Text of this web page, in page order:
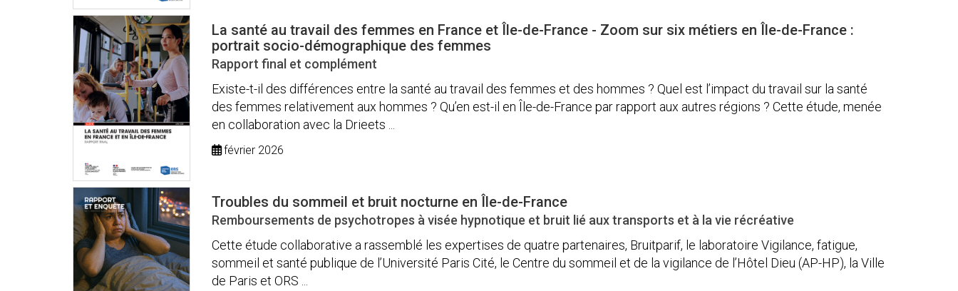
La santé au travail des femmes en France et Île-de-France - Zoom sur six métiers en Île-de-France :
portrait socio-démographique des femmes
Rapport final et complément
Existe-t-il des différences entre la santé au travail des femmes et des hommes ? Quel est l’impact du travail sur la santé
des femmes relativement aux hommes ? Qu’en est-il en Île-de-France par rapport aux autres régions ? Cette étude, menée
en collaboration avec la Drieets ...
février 2026
Troubles du sommeil et bruit nocturne en Île-de-France
Remboursements de psychotropes à visée hypnotique et bruit lié aux transports et à la vie récréative
Cette étude collaborative a rassemblé les expertises de quatre partenaires, Bruitparif, le laboratoire Vigilance, fatigue,
sommeil et santé publique de l’Université Paris Cité, le Centre du sommeil et de la vigilance de l’Hôtel Dieu (AP-HP), la Ville
de Paris et ORS ...